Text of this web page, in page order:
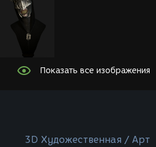
Показать все изображения
3D Художественная / Арт